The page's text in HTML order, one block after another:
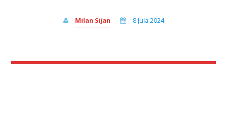
Milan Sijan 8 Jula 2024